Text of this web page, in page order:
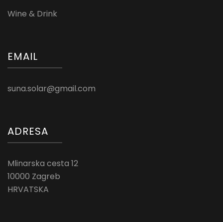
Wine & Drink
EMAIL
suna.solar@gmail.com
ADRESA
Mlinarska cesta 12
10000 Zagreb
HRVATSKA